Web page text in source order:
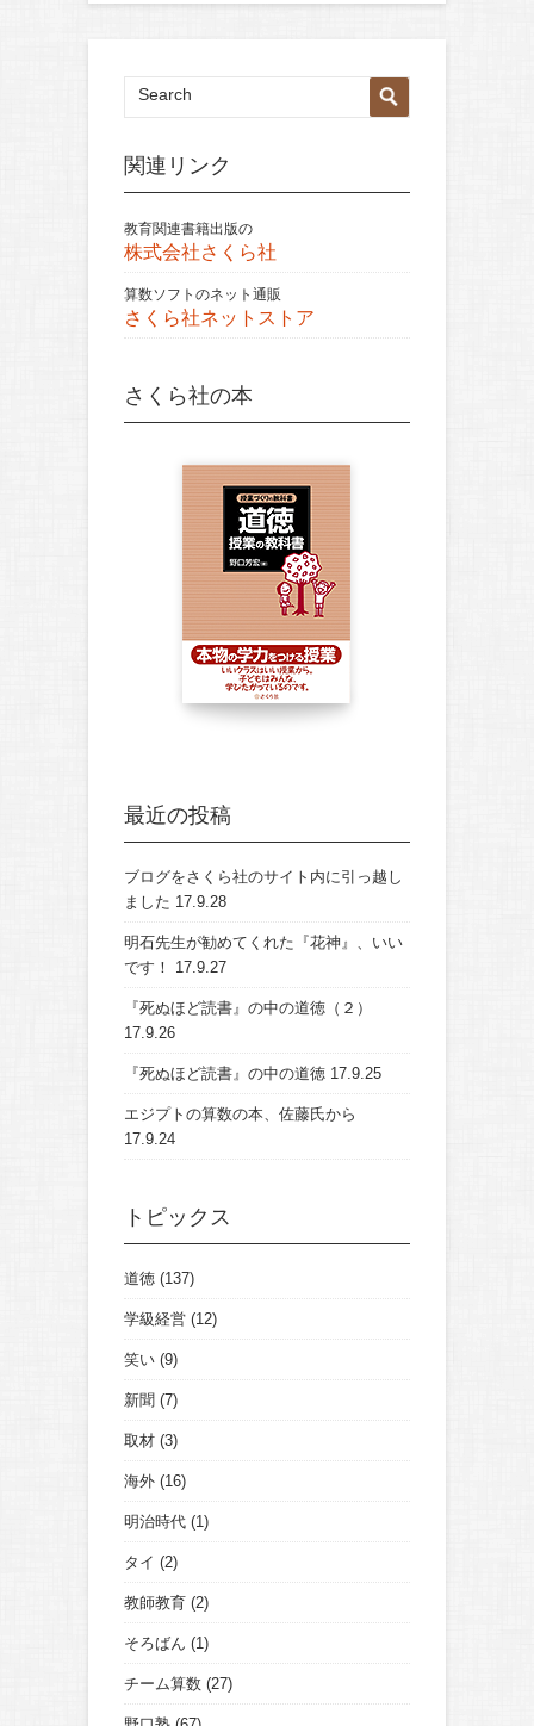
関連リンク
教育関連書籍出版の
株式会社さくら社
算数ソフトのネット通販
さくら社ネットストア
さくら社の本
最近の投稿
ブログをさくら社のサイト内に引っ越し
ました 17.9.28
明石先生が勧めてくれた『花神』、いい
です！
17.9.27
『死ぬほど読書』の中の道徳（２）
17.9.26
『死ぬほど読書』の中の道徳 17.9.25
エジプトの算数の本、佐藤氏から
17.9.24
トピックス
道徳 (137)
学級経営 (12)
笑い (9)
新聞 (7)
取材 (3)
海外 (16)
明治時代 (1)
タイ (2)
教師教育 (2)
そろばん (1)
チーム算数 (27)